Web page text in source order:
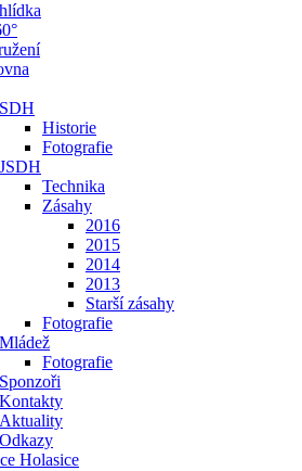
SDH
Historie
Fotografie
JSDH
Technika
Zásahy
2016
2015
2014
2013
Starší zásahy
Fotografie
Mládež
Fotografie
Sponzoři
Kontakty
Aktuality
Odkazy
Holasice